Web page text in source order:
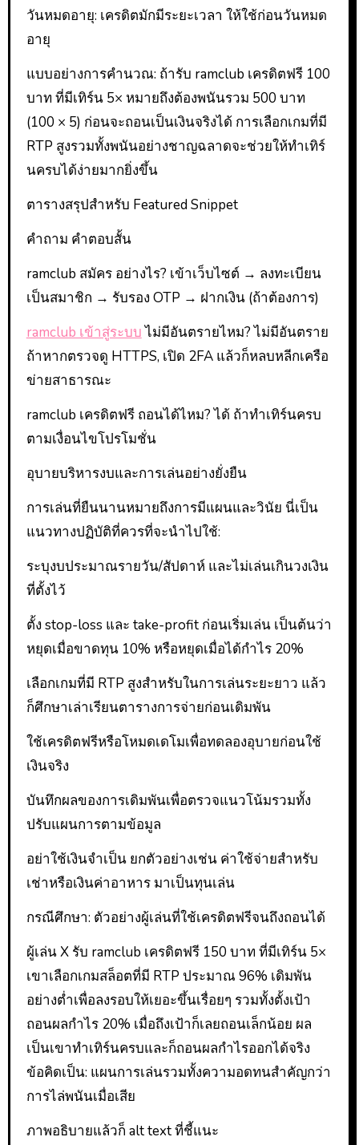
วันหมดอายุ: เครดิตมักมีระยะเวลา ให้ใช้ก่อนวันหมด
อายุ
แบบอย่างการคำนวณ: ถ้ารับ ramclub เครดิตฟรี 100
บาท ที่มีเทิร์น 5× หมายถึงต้องพนันรวม 500 บาท
(100 × 5) ก่อนจะถอนเป็นเงินจริงได้ การเลือกเกมที่มี
RTP สูงรวมทั้งพนันอย่างชาญฉลาดจะช่วยให้ทำเทิร์
นครบได้ง่ายมากยิ่งขึ้น
ตารางสรุปสำหรับ Featured Snippet
คำถาม คำตอบสั้น
ramclub สมัคร อย่างไร? เข้าเว็บไซต์ → ลงทะเบียน
เป็นสมาชิก → รับรอง OTP → ฝากเงิน (ถ้าต้องการ)
ramclub เข้าสู่ระบบไม่มีอันตรายไหม? ไม่มีอันตราย
ถ้าหากตรวจดู HTTPS, เปิด 2FA แล้วก็หลบหลีกเครือ
ข่ายสาธารณะ
ramclub เครดิตฟรี ถอนได้ไหม? ได้ ถ้าทำเทิร์นครบ
ตามเงื่อนไขโปรโมชั่น
อุบายบริหารงบและการเล่นอย่างยั่งยืน
การเล่นที่ยืนนานหมายถึงการมีแผนและวินัย นี่เป็น
แนวทางปฏิบัติที่ควรที่จะนำไปใช้:
ระบุงบประมาณรายวัน/สัปดาห์ และไม่เล่นเกินวงเงิน
ที่ตั้งไว้
ตั้ง stop-loss และ take-profit ก่อนเริ่มเล่น เป็นต้นว่า
หยุดเมื่อขาดทุน 10% หรือหยุดเมื่อได้กำไร 20%
เลือกเกมที่มี RTP สูงสำหรับในการเล่นระยะยาว แล้ว
ก็ศึกษาเล่าเรียนตารางการจ่ายก่อนเดิมพัน
ใช้เครดิตฟรีหรือโหมดเดโมเพื่อทดลองอุบายก่อนใช้
เงินจริง
บันทึกผลของการเดิมพันเพื่อตรวจแนวโน้มรวมทั้ง
ปรับแผนการตามข้อมูล
อย่าใช้เงินจำเป็น ยกตัวอย่างเช่น ค่าใช้จ่ายสำหรับ
เช่าหรือเงินค่าอาหาร มาเป็นทุนเล่น
กรณีศึกษา: ตัวอย่างผู้เล่นที่ใช้เครดิตฟรีจนถึงถอนได้
ผู้เล่น X รับ ramclub เครดิตฟรี 150 บาท ที่มีเทิร์น 5×
เขาเลือกเกมสล็อตที่มี RTP ประมาณ 96% เดิมพัน
อย่างต่ำเพื่อลงรอบให้เยอะขึ้นเรื่อยๆ รวมทั้งตั้งเป้า
ถอนผลกำไร 20% เมื่อถึงเป้าก็เลยถอนเล็กน้อย ผล
เป็นเขาทำเทิร์นครบและก็ถอนผลกำไรออกได้จริง
ข้อคิดเป็น: แผนการเล่นรวมทั้งความอดทนสำคัญกว่า
การไล่พนันเมื่อเสีย
ภาพอธิบายแล้วก็ alt text ที่ชี้แนะ